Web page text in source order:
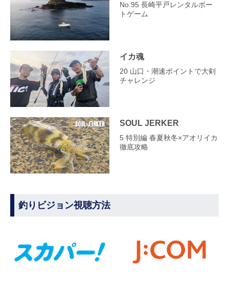
No.95 長崎平戸レンタルボー
トゲーム
イカ魂
20 山口・潮速ポイントで大剣
チャレンジ
SOUL JERKER
5 特別編 春夏秋冬×アオリイカ
徹底攻略
釣りビジョン視聴方法